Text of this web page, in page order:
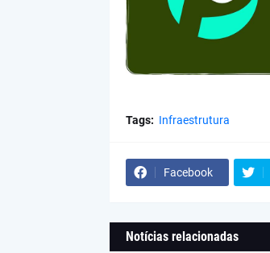
Tags: Infraestrutura
Facebook
Notícias relacionadas